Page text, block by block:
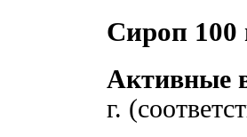
Сироп 100
Активные
г.